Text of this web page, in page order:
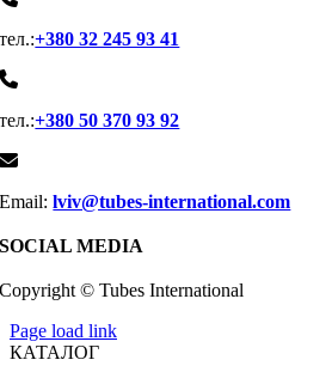
тел.:+380 32 245 93 41
тел.:+380 50 370 93 92
Email:lviv@tubes-international.com
SOCIAL MEDIA
Copyright © Tubes International
Page load link
КАТАЛОГ